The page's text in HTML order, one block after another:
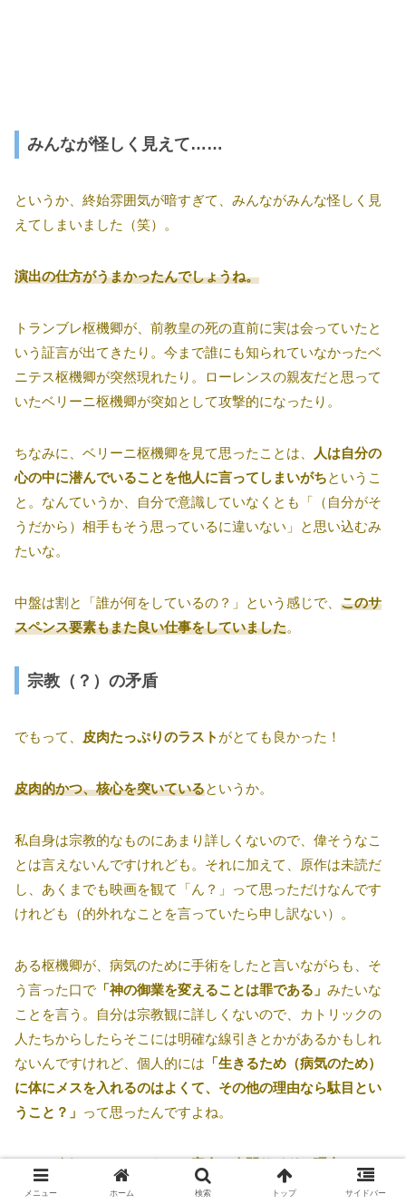
みんなが怪しく見えて……
というか、終始雰囲気が暗すぎて、みんながみんな怪しく見
えてしまいました（笑）。
演出の仕方がうまかったんでしょうね。
トランブレ枢機卿が、前教皇の死の直前に実は会っていたと
いう証言が出てきたり。今まで誰にも知られていなかったベ
ニテス枢機卿が突然現れたり。ローレンスの親友だと思って
いたベリーニ枢機卿が突如として攻撃的になったり。
ちなみに、ベリーニ枢機卿を見て思ったことは、
人は自分の
心の中に潜んでいることを他人に言ってしまいがちというこ
と。なんていうか、自分で意識していなくとも「（自分がそ
うだから）相手もそう思っているに違いない」と思い込むみ
たいな。
中盤は割と「誰が何をしているの？」という感じで、 このサ
スペンス要素もまた良い仕事をしていました。
宗教（？）の矛盾
でもって、 皮肉たっぷりのラスト がとても良かった！
皮肉的かつ、核心を突いているというか。
私自身は宗教的なものにあまり詳しくないので、偉そうなこ
とは言えないんですけれども。それに加えて、原作は未読だ
し、あくまでも映画を観て「ん？」って思っただけなんです
けれども（的外れなことを言っていたら申し訳ない）。
ある枢機卿が、病気のために手術をしたと言いながらも、そ
う言った口で 「神の御業を変えることは罪である」 みたいな
ことを言う。自分は宗教観に詳しくないので、カトリックの
人たちからしたらそこには明確な線引きとかがあるかもしれ
ないんですけれど、個人的には 「生きるため（病気のため）
に体にメスを入れるのはよくて、その他の理由なら駄目とい
うこと？」 って思ったんですよね。
でも、病気のためというのは完全に人間サイドの理由だよな
って。神の御業と言うなら、病気になったことですらそうな
メニュー ホーム 検索 トップ サイドバー